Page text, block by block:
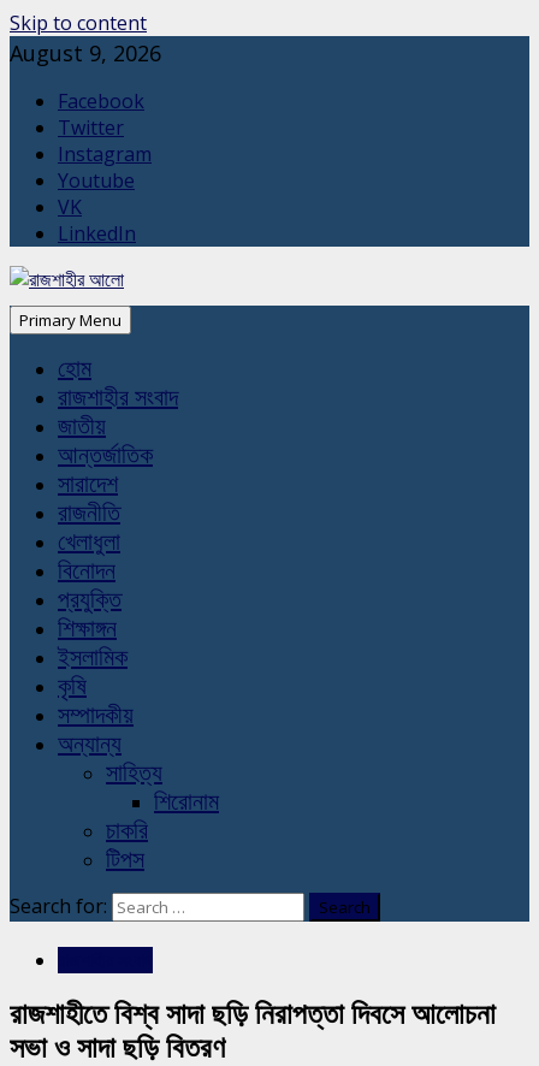
Skip to content
August 9, 2026
Facebook
Twitter
Instagram
Youtube
VK
LinkedIn
Primary Menu
হোম
রাজশাহীর সংবাদ
জাতীয়
আন্তর্জাতিক
সারাদেশ
রাজনীতি
খেলাধুলা
বিনোদন
প্রযুক্তি
শিক্ষাঙ্গন
ইসলামিক
কৃষি
সম্পাদকীয়
অন্যান্য
সাহিত্য
শিরোনাম
চাকরি
টিপস
Search for:
রাজশাহীতে বিশ্ব সাদা ছড়ি নিরাপত্তা দিবসে আলোচনা
সভা ও সাদা ছড়ি বিতরণ